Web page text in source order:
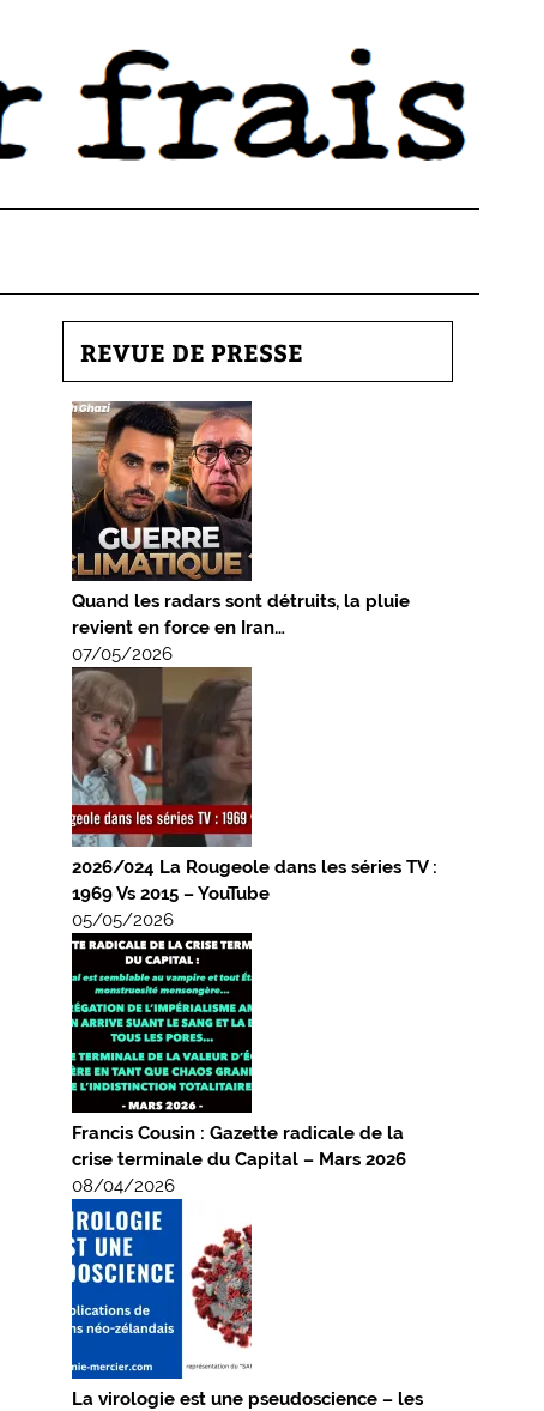
REVUE DE PRESSE
Quand les radars sont détruits, la pluie
revient en force en Iran…
07/05/2026
2026/024 La Rougeole dans les séries TV :
1969 Vs 2015 – YouTube
05/05/2026
Francis Cousin : Gazette radicale de la
crise terminale du Capital – Mars 2026
08/04/2026
La virologie est une pseudoscience – les